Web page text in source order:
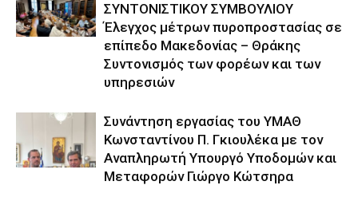
ΣΥΝΤΟΝΙΣΤΙΚΟΥ ΣΥΜΒΟΥΛΙΟΥ
Έλεγχος μέτρων πυροπροστασίας σε
επίπεδο Μακεδονίας – Θράκης
Συντονισμός των φορέων και των
υπηρεσιών
Συνάντηση εργασίας του ΥΜΑΘ
Κωνσταντίνου Π. Γκιουλέκα με τον
Αναπληρωτή Υπουργό Υποδομών και
Μεταφορών Γιώργο Κώτσηρα